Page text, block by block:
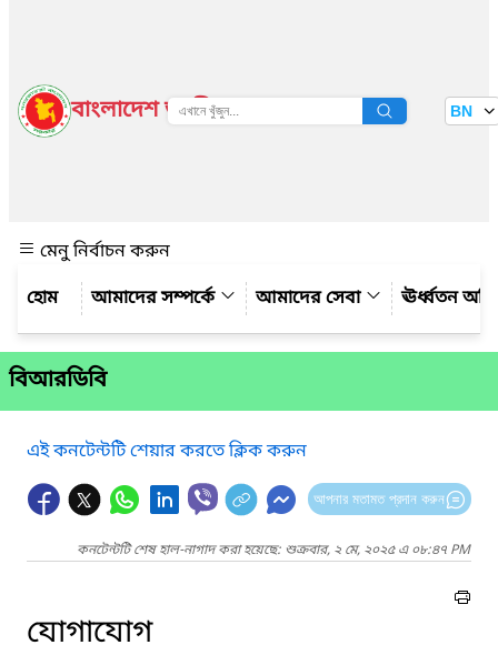
বাংলাদেশ জাতীয় তথ্য বাতায়ন BN
মেনু নির্বাচন করুন
আমাদের সম্পর্কে
আমাদের সেবা ঊর্ধ্বতন
বিআরডিবি
এই কনটেন্টটি শেয়ার করতে ক্লিক করুন
আপনার মতামত প্রদান করুন
কনটেন্টটি শেষ হাল-নাগাদ করা হয়েছে: শুক্রবার, ২ মে, ২০২৫ এ ০৮:৪৭ PM
যোগাযোগ